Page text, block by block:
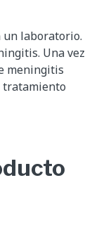
un laboratorio.
Una vez
meningitis
tratamiento